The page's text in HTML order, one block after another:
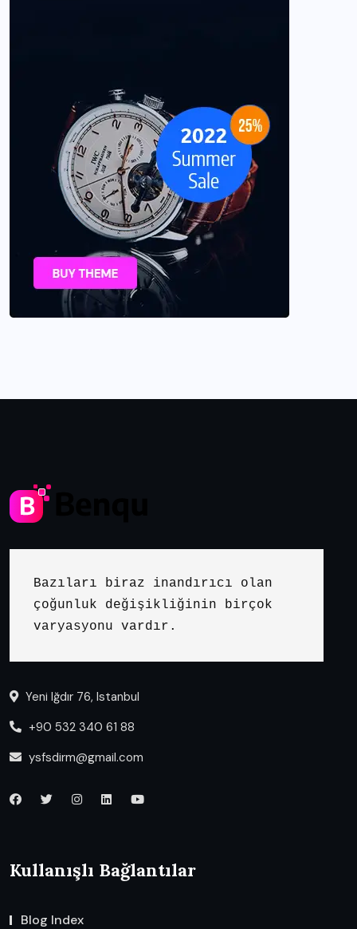
Bazıları biraz inandırıcı olan
çoğunluk değişikliğinin birçok
varyasyonu vardır.
Yeni Iğdır 76, Istanbul
+90 532 340 61 88
ysfsdirm@gmail.com
Kullanışlı Bağlantılar
Blog Index